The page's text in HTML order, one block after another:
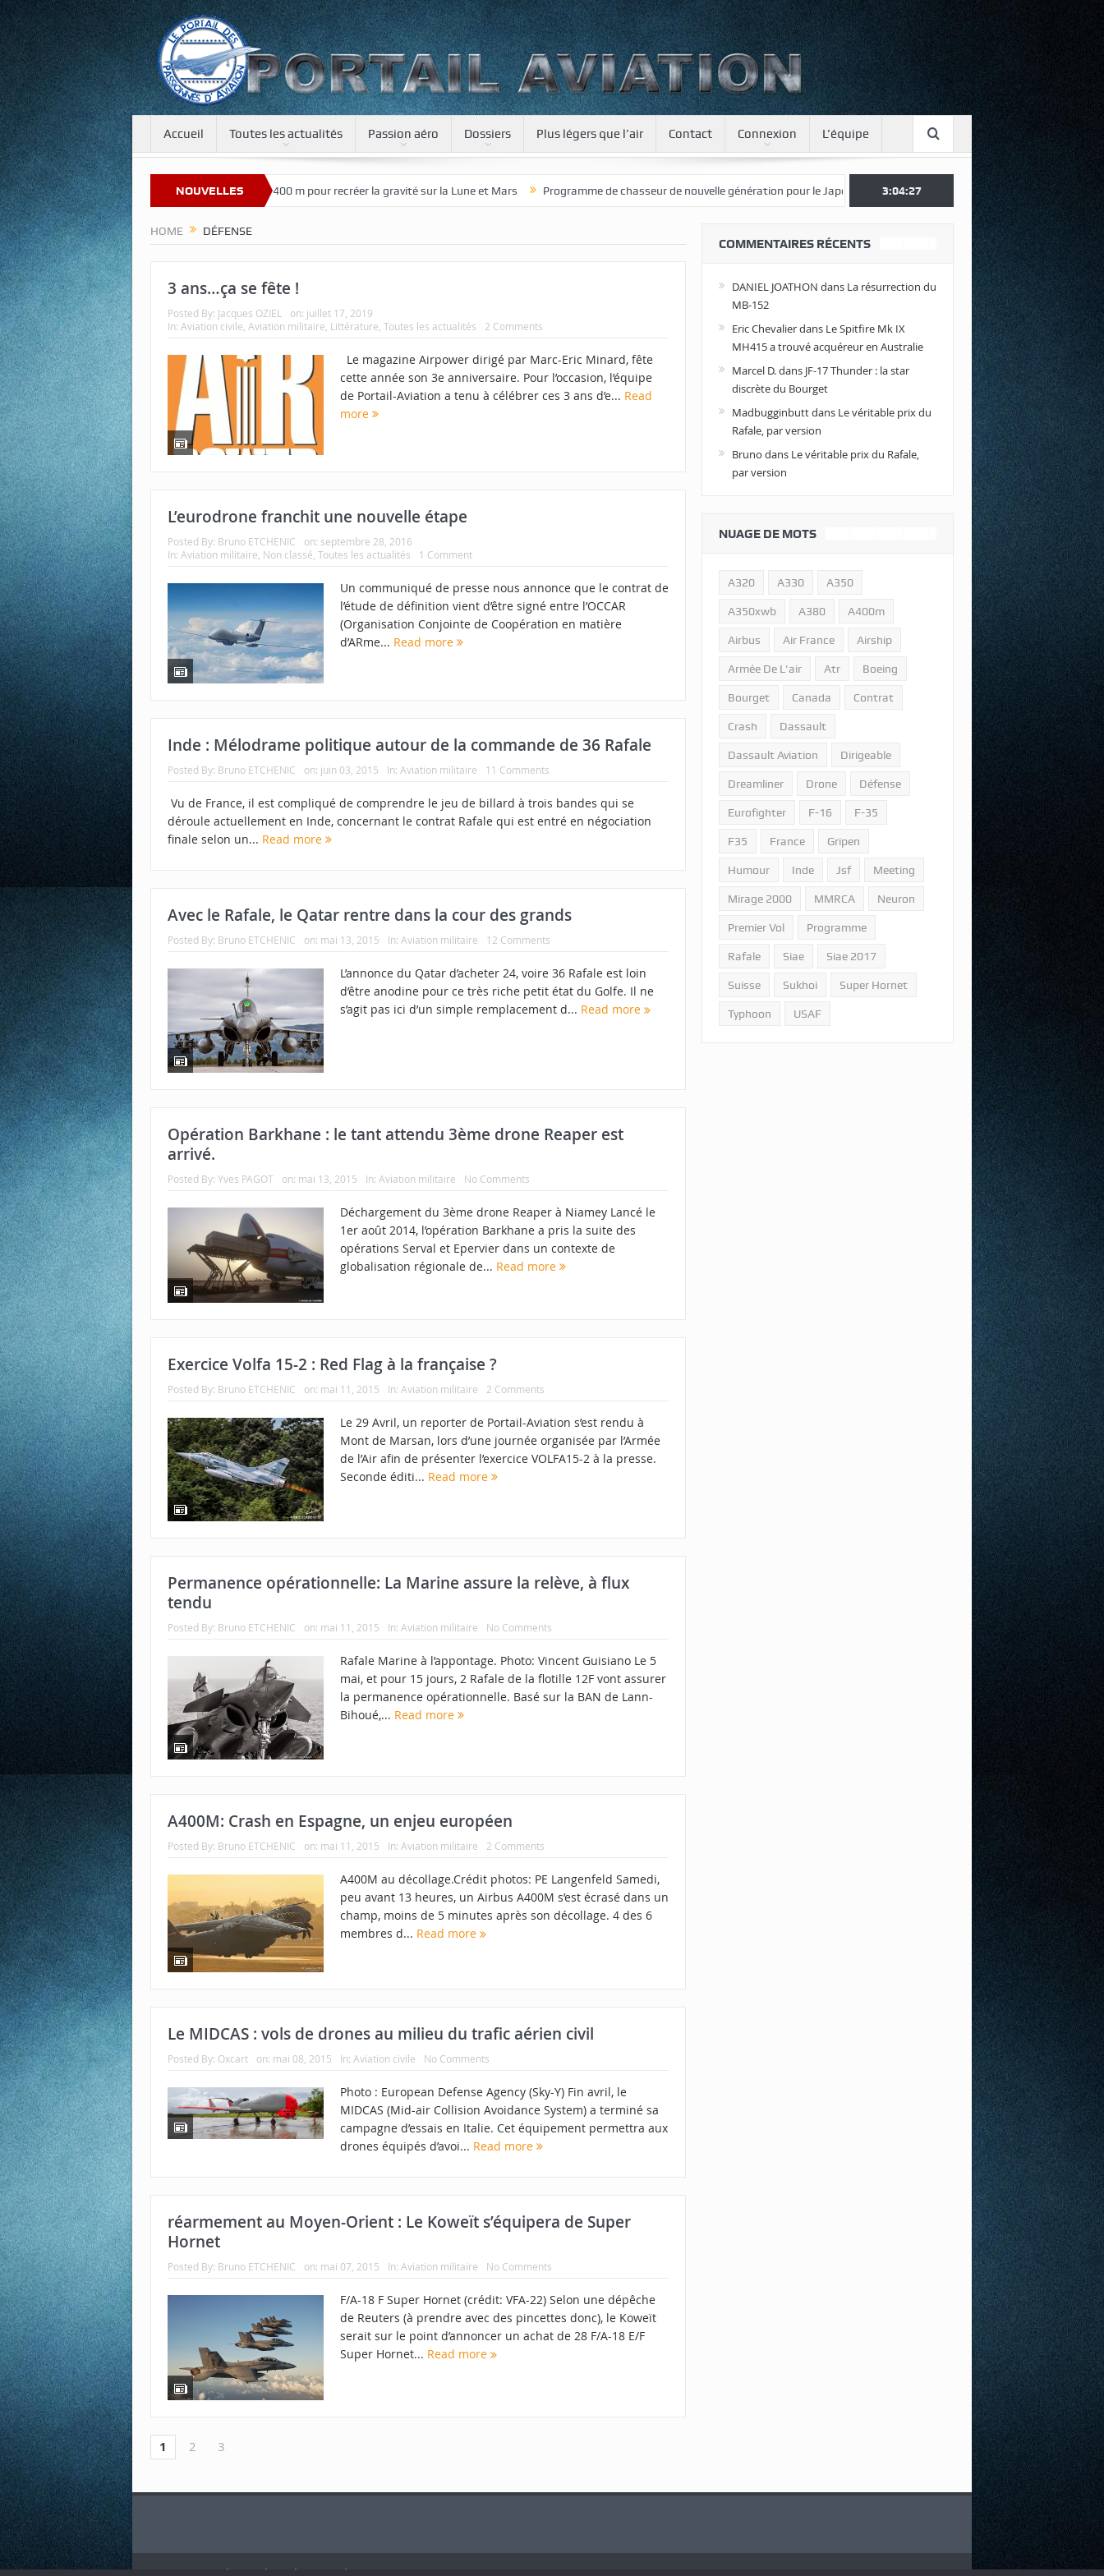
Accueil Toutes les actualités Passion aéro Dossiers Plus légers que l’air Contact Connexion L’équipe
NOUVELLES
sur notre nouveau site Une tour de 400 m pour recréer la gravité sur la Lune et Mars Programme de chasseur de nouvelle génération pour le Japon Une journée spotter à Luxeuil Envolez-vous avec
3:04:28
HOME DÉFENSE
3 ans…ça se fête !
Posted By: Jacques OZIEL on: juillet 17, 2019
In: Aviation civile Aviation militaire Littérature Toutes les actualités 2 Comments
Le magazine Airpower dirigé par Marc-Eric Minard, fête
cette année son 3e anniversaire. Pour l’occasion, l’équipe
de Portail-Aviation a tenu à célébrer ces 3 ans d’e... Read
more
L’eurodrone franchit une nouvelle étape
Posted By: Bruno ETCHENIC on: septembre 28, 2016
In: Aviation militaire Non classé Toutes les actualités 1 Comment
Un communiqué de presse nous annonce que le contrat de
l’étude de définition vient d’être signé entre l’OCCAR
(Organisation Conjointe de Coopération en matière
d’ARme... Read more
Inde : Mélodrame politique autour de la commande de 36 Rafale
Posted By: Bruno ETCHENIC on: juin 03, 2015 In: Aviation militaire 11 Comments
Vu de France, il est compliqué de comprendre le jeu de billard à trois bandes qui se
déroule actuellement en Inde, concernant le contrat Rafale qui est entré en négociation
finale selon un... Read more
Avec le Rafale, le Qatar rentre dans la cour des grands
Posted By: Bruno ETCHENIC on: mai 13, 2015 In: Aviation militaire 12 Comments
L’annonce du Qatar d’acheter 24, voire 36 Rafale est loin
d’être anodine pour ce très riche petit état du Golfe. Il ne
s’agit pas ici d’un simple remplacement d... Read more
Opération Barkhane : le tant attendu 3ème drone Reaper est
arrivé.
Posted By: Yves PAGOT on: mai 13, 2015 In: Aviation militaire No Comments
Déchargement du 3ème drone Reaper à Niamey Lancé le
1er août 2014, l’opération Barkhane a pris la suite des
opérations Serval et Epervier dans un contexte de
globalisation régionale de... Read more
Exercice Volfa 15-2 : Red Flag à la française ?
Posted By: Bruno ETCHENIC on: mai 11, 2015 In: Aviation militaire 2 Comments
Le 29 Avril, un reporter de Portail-Aviation s’est rendu à
Mont de Marsan, lors d’une journée organisée par l’Armée
de l’Air afin de présenter l’exercice VOLFA15-2 à la presse.
Seconde éditi... Read more
Permanence opérationnelle: La Marine assure la relève, à flux
tendu
Posted By: Bruno ETCHENIC on: mai 11, 2015 In: Aviation militaire No Comments
Rafale Marine à l’appontage. Photo: Vincent Guisiano Le 5
mai, et pour 15 jours, 2 Rafale de la flotille 12F vont assurer
la permanence opérationnelle. Basé sur la BAN de Lann-
Bihoué,... Read more
A400M: Crash en Espagne, un enjeu européen
Posted By: Bruno ETCHENIC on: mai 11, 2015 In: Aviation militaire 2 Comments
A400M au décollage.Crédit photos: PE Langenfeld Samedi,
peu avant 13 heures, un Airbus A400M s’est écrasé dans un
champ, moins de 5 minutes après son décollage. 4 des 6
membres d... Read more
Le MIDCAS : vols de drones au milieu du trafic aérien civil
Posted By: Oxcart on: mai 08, 2015 In: Aviation civile No Comments
Photo : European Defense Agency (Sky-Y) Fin avril, le
MIDCAS (Mid-air Collision Avoidance System) a terminé sa
campagne d’essais en Italie. Cet équipement permettra aux
drones équipés d’avoi... Read more
réarmement au Moyen-Orient : Le Koweït s’équipera de Super
Hornet
Posted By: Bruno ETCHENIC on: mai 07, 2015 In: Aviation militaire No Comments
F/A-18 F Super Hornet (crédit: VFA-22) Selon une dépêche
de Reuters (à prendre avec des pincettes donc), le Koweït
serait sur le point d’annoncer un achat de 28 F/A-18 E/F
Super Hornet... Read more
1 2 3
COMMENTAIRES RÉCENTS
DANIEL JOATHON dans La résurrection du
MB-152
Eric Chevalierdans Le Spitfire Mk IX
MH415 a trouvé acquéreur en Australie
Marcel D.dans JF-17 Thunder : la star
discrète du Bourget
Madbugginbuttdans Le véritable prix du
Rafale, par version
Bruno dans Le véritable prix du Rafale,
par version
NUAGE DE MOTS
A320 A330 A350
A350xwb A380 A400m
Airbus Air France Airship
Armée De L'air Atr Boeing
Bourget Canada Contrat
Crash Dassault
Dassault Aviation Dirigeable
Dreamliner Drone Défense
Eurofighter F-16 F-35
F35 France Gripen
Humour Inde Jsf Meeting
Mirage 2000 MMRCA Neuron
Premier Vol Programme
Rafale Siae Siae 2017
Suisse Sukhoi Super Hornet
Typhoon USAF